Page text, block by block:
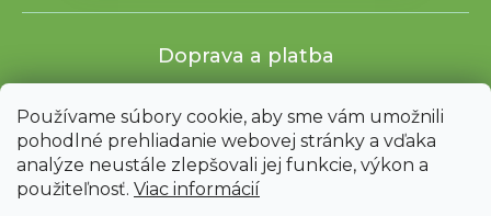
Používame súbory cookie, aby sme vám umožnili
pohodlné prehliadanie webovej stránky a vďaka
analýze neustále zlepšovali jej funkcie, výkon a
použiteľnosť. Viac informácií
Doprava a platba